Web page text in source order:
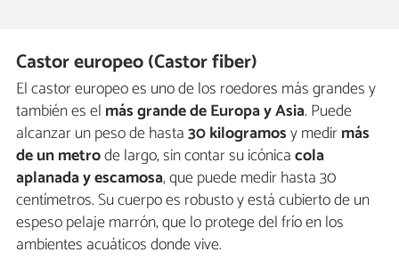
Castor europeo (Castor fiber)
El castor europeo es uno de los roedores más grandes y
también es el más grande de Europa y Asia. Puede
alcanzar un peso de hasta30 kilogramosy medirmás
de un metrode largo, sin contar su icónicacola
aplanada y escamosa, que puede medir hasta 30
centímetros. Su cuerpo es robusto y está cubierto de un
espeso pelaje marrón, que lo protege del frío en los
ambientes acuáticos donde vive.